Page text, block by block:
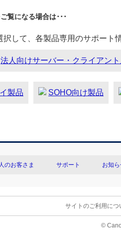
覧になる場合は･･･
択して、各製品専用のサポート
法人向けサーバー・クライアン
製品 SOHO向け製品
のお客さま サポート お知
サイトのご利用につ
©